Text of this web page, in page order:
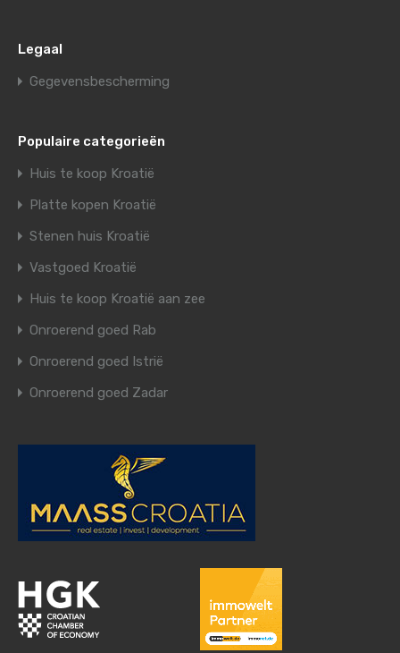
Legaal
Gegevensbescherming
Populaire categorieën
Huis te koop Kroatië
Platte kopen Kroatië
Stenen huis Kroatië
Vastgoed Kroatië
Huis te koop Kroatië aan zee
Onroerend goed Rab
Onroerend goed Istrië
Onroerend goed Zadar